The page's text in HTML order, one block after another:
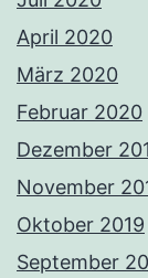
April 2020
März 2020
Februar 2020
Dezember
November
Oktober 2019
September